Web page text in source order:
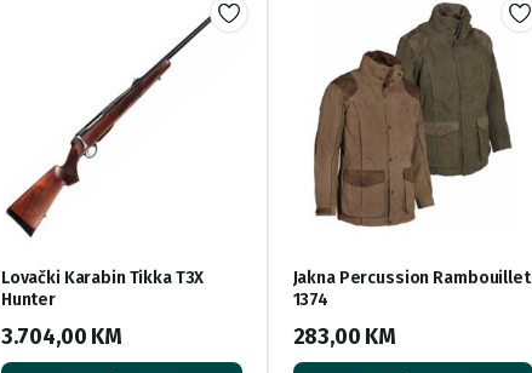
Lovački Karabin Tikka T3X
Hunter
3.704,00 KM
Jakna Percussion Rambouillet
1374
283,00 KM